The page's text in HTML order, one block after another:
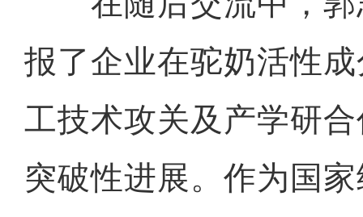
报了企业在驼奶活性
工技术攻关及产学研
突破性进展。作为国